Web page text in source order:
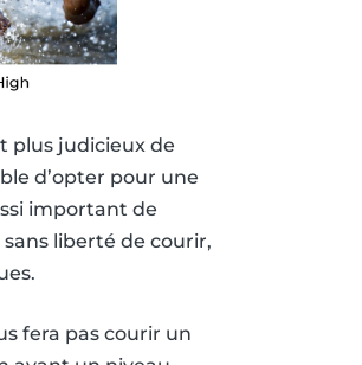
plus judicieux de
d’opter pour une
important de
liberté de courir,
fera pas courir un